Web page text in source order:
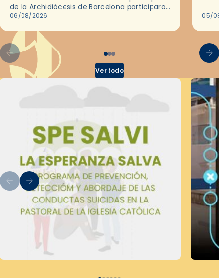
de la Archidiócesis de Barcelona participaron
en las convivencias Be Apostle, organizadas
06/08/2026 05/
Ver todo